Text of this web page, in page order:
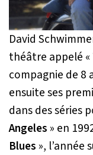
David
théâtre appelé «
compagnie de 8
ensuite ses
dans des séries
Angeles » en
Blues », l’année